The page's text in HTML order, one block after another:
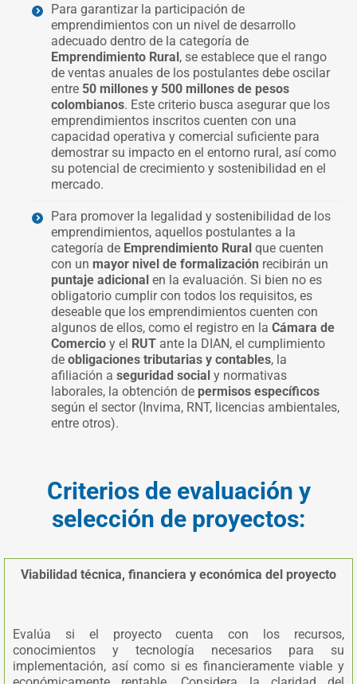
Para garantizar la participación de
emprendimientos con un nivel de desarrollo
adecuado dentro de la categoría de
Emprendimiento Rural, se establece que el rango
de ventas anuales de los postulantes debe oscilar
entre 50 millones y 500 millones de pesos
colombianos. Este criterio busca asegurar que los
emprendimientos inscritos cuenten con una
capacidad operativa y comercial suficiente para
demostrar su impacto en el entorno rural, así como
su potencial de crecimiento y sostenibilidad en el
mercado.
Para promover la legalidad y sostenibilidad de los
emprendimientos, aquellos postulantes a la
categoría de Emprendimiento Rural que cuenten
con un mayor nivel de formalización recibirán un
puntaje adicional en la evaluación. Si bien no es
obligatorio cumplir con todos los requisitos, es
deseable que los emprendimientos cuenten con
algunos de ellos, como el registro en la Cámara de
Comercio y el RUT ante la DIAN, el cumplimiento
de obligaciones tributarias y contables, la
afiliación a seguridad social y normativas
laborales, la obtención de permisos específicos
según el sector (Invima, RNT, licencias ambientales,
entre otros).
Criterios de evaluación y
selección de proyectos:
Viabilidad técnica, financiera y económica del proyecto
Evalúa si el proyecto cuenta con los recursos,
conocimientos y tecnología necesarios para su
implementación, así como si es financieramente viable y